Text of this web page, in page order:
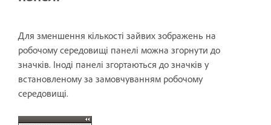
Для зменшення кількості зайвих зображень на
робочому середовищі панелі можна згорнути до
значків. Іноді панелі згортаються до значків у
встановленому за замовчуванням робочому
середовищі.